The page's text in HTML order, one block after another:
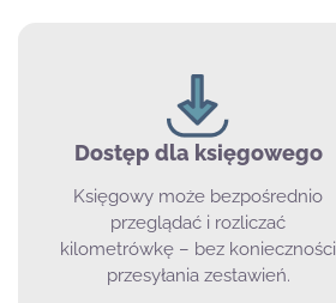
Dostęp dla księgowego
Księgowy może bezpośrednio
przeglądać i rozliczać
kilometrówkę – bez konieczności
przesyłania zestawień.